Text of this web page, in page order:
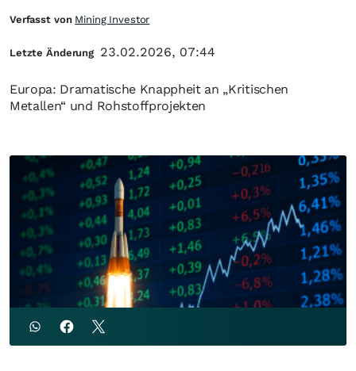
Europa: Dramatische Knappheit an „Kritischen
Metallen“ und Rohstoffprojekten
Verfasst von Mining Investor
Letzte Änderung 23.02.2026, 07:44